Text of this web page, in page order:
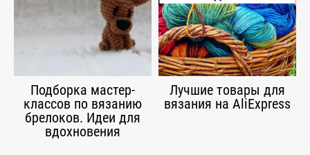
Подборка мастер-
классов по вязанию
брелоков. Идеи для
вдохновения
Лучшие товары для
вязания на AliExpress